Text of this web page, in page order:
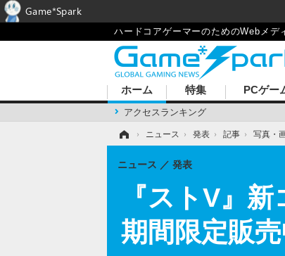
ハードコアゲーマーのためのWebメデ
ホーム
アクセスランキング
特集 PCゲー
› ニュース › 発表 › 記事 › 写真・
『ストV』
期間限定販
ニュース 発表
Game*Spark